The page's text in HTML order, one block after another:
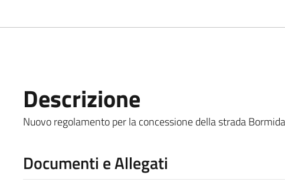
Descrizione
Nuovo regolamento per la concessione della strada
Documenti e Allegati